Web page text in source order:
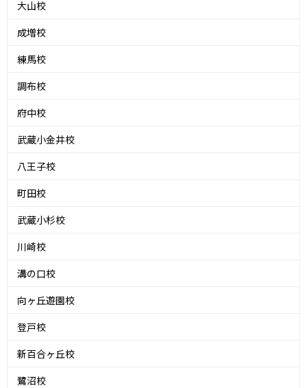
大山校
成増校
練馬校
調布校
府中校
武蔵小金井校
八王子校
町田校
武蔵小杉校
川崎校
溝の口校
向ヶ丘遊園校
登戸校
新百合ヶ丘校
鷺沼校